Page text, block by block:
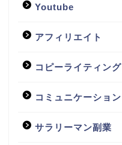
Youtube
アフィリエイト
コピーライティング
コミュニケーション
サラリーマン副業